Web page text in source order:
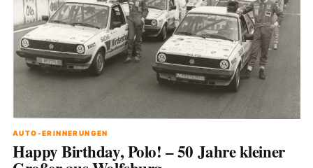
AUTO-ERINNERUNGEN
Happy Birthday, Polo! – 50 Jahre kleiner